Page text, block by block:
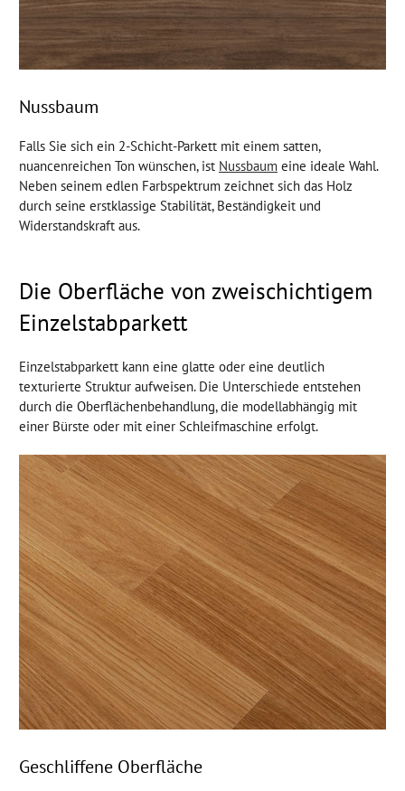
Nussbaum
Falls Sie sich ein 2-Schicht-Parkett mit einem satten,
nuancenreichen Ton wünschen, ist Nussbaum eine ideale Wahl.
Neben seinem edlen Farbspektrum zeichnet sich das Holz
durch seine erstklassige Stabilität, Beständigkeit und
Widerstandskraft aus.
Die Oberfläche von zweischichtigem
Einzelstabparkett
Einzelstabparkett kann eine glatte oder eine deutlich
texturierte Struktur aufweisen. Die Unterschiede entstehen
durch die Oberflächenbehandlung, die modellabhängig mit
einer Bürste oder mit einer Schleifmaschine erfolgt.
Geschliffene Oberfläche